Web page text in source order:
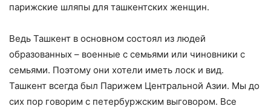
парижские шляпы для ташкентских женщин.
Ведь Ташкент в основном состоял из людей
образованных – военные с семьями или чиновники с
семьями. Поэтому они хотели иметь лоск и вид.
Ташкент всегда был Парижем Центральной Азии. Мы до
сих пор говорим с петербуржским выговором. Все